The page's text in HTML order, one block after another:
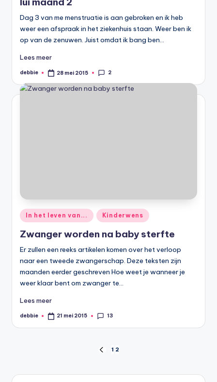
Dag 3 van me menstruatie is aan gebroken en ik heb
weer een afspraak in het ziekenhuis staan. Weer ben ik
op van de zenuwen. Juist omdat ik bang ben…
Lees meer
Geplaatst
debbie 28 mei 2015 2
Geplaatst
in
In het leven van... Kinderwens
Zwanger worden na baby sterfte
Er zullen een reeks artikelen komen over het verloop
naar een tweede zwangerschap. Deze teksten zijn
maanden eerder geschreven Hoe weet je wanneer je
weer klaar bent om zwanger te…
Lees meer
Geplaatst
debbie 21 mei 2015 13
paginering
VORIGE
1 2